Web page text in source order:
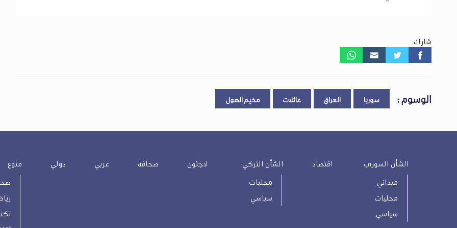
شارك:
الوسوم : سوريا العراق عائلات مخيم الهول
الشأن السوري
ميداني
محليات
سياسي
اقتصاد الشأن التركي
محليات
سياسي
لاجئون صحافة عربي دولي منوع